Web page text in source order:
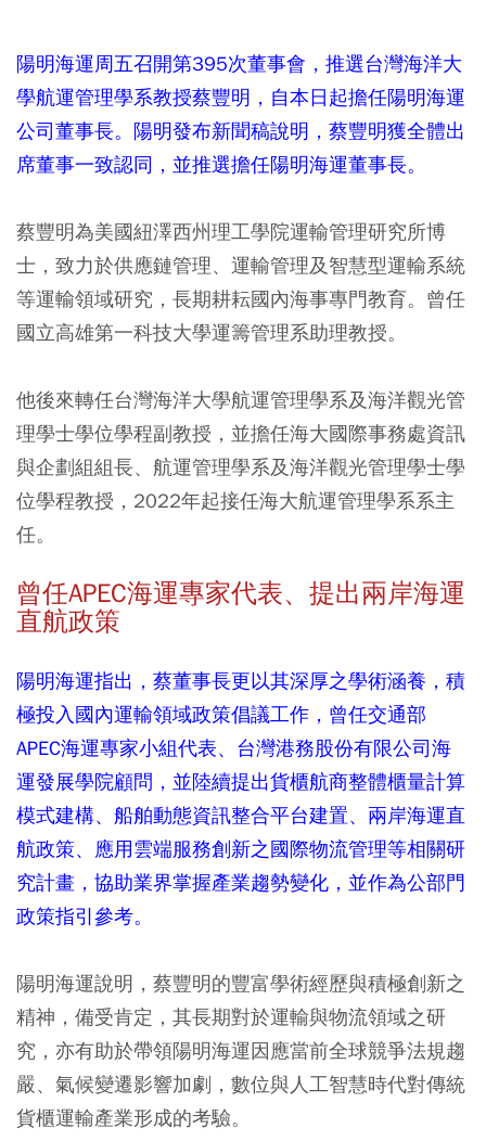
陽明海運周五召開第395次董事會，推選台灣海洋大
學航運管理學系教授蔡豐明，自本日起擔任陽明海運
公司董事長。陽明發布新聞稿說明，蔡豐明獲全體出
席董事一致認同，並推選擔任陽明海運董事長。
蔡豐明為美國紐澤西州理工學院運輸管理研究所博
士，致力於供應鏈管理、運輸管理及智慧型運輸系統
等運輸領域研究，長期耕耘國內海事專門教育。曾任
國立高雄第一科技大學運籌管理系助理教授。
他後來轉任台灣海洋大學航運管理學系及海洋觀光管
理學士學位學程副教授，並擔任海大國際事務處資訊
與企劃組組長、航運管理學系及海洋觀光管理學士學
位學程教授，2022年起接任海大航運管理學系系主
任。
曾任APEC海運專家代表、提出兩岸海運
直航政策
陽明海運指出，蔡董事長更以其深厚之學術涵養，積
極投入國內運輸領域政策倡議工作，曾任交通部
APEC海運專家小組代表、台灣港務股份有限公司海
運發展學院顧問，並陸續提出貨櫃航商整體櫃量計算
模式建構、船舶動態資訊整合平台建置、兩岸海運直
航政策、應用雲端服務創新之國際物流管理等相關研
究計畫，協助業界掌握產業趨勢變化，並作為公部門
政策指引參考。
陽明海運說明，蔡豐明的豐富學術經歷與積極創新之
精神，備受肯定，其長期對於運輸與物流領域之研
究，亦有助於帶領陽明海運因應當前全球競爭法規趨
嚴、氣候變遷影響加劇，數位與人工智慧時代對傳統
貨櫃運輸產業形成的考驗。